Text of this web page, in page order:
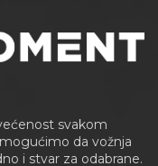
svakom
da vožnja
i stvar za odabrane.